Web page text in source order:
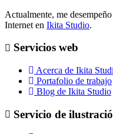
Actualmente, me
Internet en Ikita Studio.
Servicios web
Acerca de Ikita
Portafolio de trabajo
Blog de Ikita Studio
Servicio de